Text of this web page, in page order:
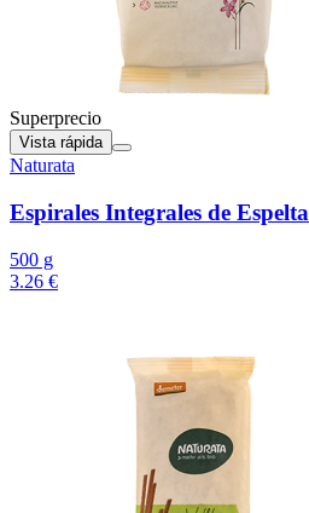
Superprecio
Vista rápida
Naturata
Espirales Integrales de Espelta
500 g
3.26 €